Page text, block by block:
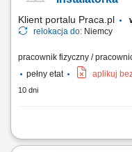
Klient portalu Praca.pl
relokacja do: Niemcy
pracownik fizyczny /
pełny etat
aplikuj
10 dni
Prace przy montażu